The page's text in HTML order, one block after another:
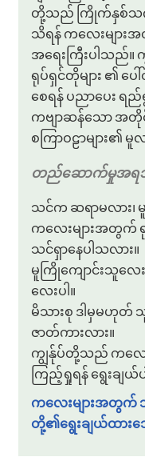
တို့သည် ကြိုက်နှစ်သ
သိရန် ကလေးများ
အရေးကြီးပါသည်
ရုပ်ရှင်တိုများ ၏ ပ
စေရန် ပညာပေး ရည်
ကဗျာဆန်သော အတို
စကြာဝဠာများ၏
တည်ဆောက်မှုအရ
သင်က ဆရာမလား၊
ကလေးများအတွက်
သင်ရှာနေပါသလား။
မူကြိုကျောင်းသူလ
လေးပါ။
မိသားစု ဒါမှမဟုတ်
ဇာတ်ကားလား။
ကျွန်ုပ်တို့သည် ကလေး
ကြည့်ရှုရန် ရွေးချယ်
ကလေးများအတွက်
တို့၏ရွေးချယ်ထားသေ